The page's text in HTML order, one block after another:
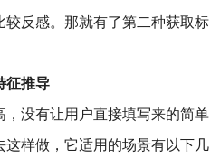
反感。那就有了第二种获取标
征推导
没有让用户直接填写来的简单
样做，它适用的场景有以下几